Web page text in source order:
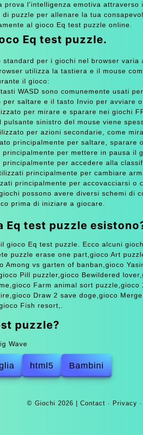
prova l'intelligenza emotiva
puzzle per allenare la tua
al gioco Eq test puzzle online.
Eq test puzzle.
per i giochi nel browser
utilizza la tastiera e il mouse
il gioco:
WASD sono comunemente usati
per saltare e il tasto Invio per avviare
per mirare e sparare nei giochi
sinistro del mouse viene
per azioni secondarie, come
principalmente per saltare, sparare
per mettere in pausa il
principalmente per accedere alla
principalmente per cambiare
principalmente per accovacciarsi o
possono avere diversi schemi di
prima di iniziare a giocare.
Eq test puzzle
gioco Eq test puzzle. Ecco alcuni
puzzle erase one part,gioco Art
Among vs garten of banban,gioco
Pill puzzler,gioco Bewildered
Farm animal sort
Draw 2 save doge,gioco
Fish resort,.
puzzle?
Wave
html5 Bambini
© Giochi 2026 | Contact · Privacy ·